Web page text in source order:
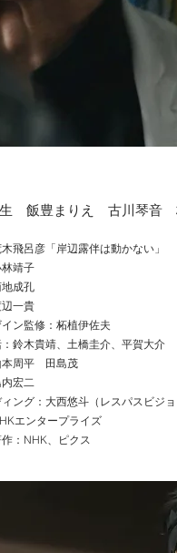
生 飯豊まりえ 古川琴音
飛呂彦「岸辺露伴は動かない」
靖子
成孔
一貴
ン監修：柘植伊佐夫
鈴木貴靖、土橋圭介、平賀大介
本周平 田島茂
宏二
ング：大西悠斗（ レスパスビジョ
エンタープライズ
：NHK、ピクス